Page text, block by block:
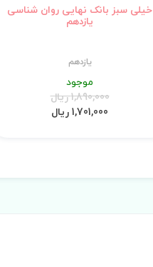
خیلی سبز بانک نهایی روان شناسی
یازدهم
یازدهم
موجود
1,890,000 ریال
1,701,000 ریال